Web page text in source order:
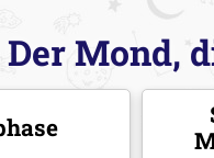
Der Mond,